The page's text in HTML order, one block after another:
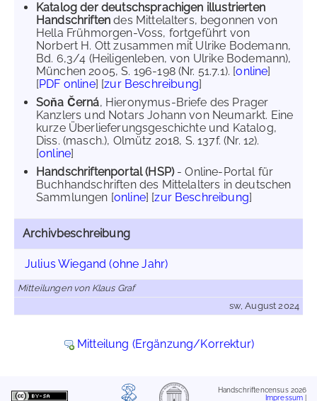
Katalog der deutschsprachigen illustrierten
Handschriften des Mittelalters, begonnen von
Hella Frühmorgen-Voss, fortgeführt von
Norbert H. Ott zusammen mit Ulrike Bodemann,
Bd. 6,3/4 (Heiligenleben, von Ulrike Bodemann),
München 2005, S. 196-198 (Nr. 51.7.1). [online]
[PDF online] [zur Beschreibung]
Soňa Černá, Hieronymus-Briefe des Prager
Kanzlers und Notars Johann von Neumarkt. Eine
kurze Überlieferungsgeschichte und Katalog,
Diss. (masch.), Olmütz 2018, S. 137f. (Nr. 12).
[online]
Handschriftenportal (HSP)- Online-Portal für
Buchhandschriften des Mittelalters in deutschen
Sammlungen [online] [zur Beschreibung]
Archivbeschreibung
Julius Wiegand (ohne Jahr)
Mitteilungen von Klaus Graf
sw, August 2024
Mitteilung (Ergänzung/Korrektur)
Handschriftencensus 2026
Impressum